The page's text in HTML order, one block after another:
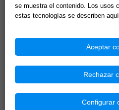
COLGANTE PLATA MISU-
...
se muestra el contenido. Los usos
estas tecnologías se describen
Aceptar
Rechazar
Configurar